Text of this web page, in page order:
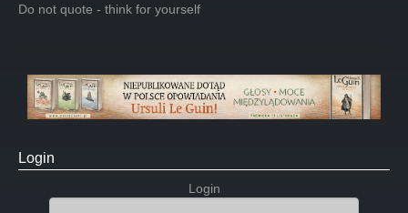
Do not quote - think for yourself
Login
Login